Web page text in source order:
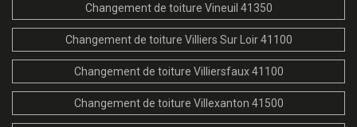
Changement de toiture Vineuil 41350
Changement de toiture Villiers Sur Loir 41100
Changement de toiture Villiersfaux 41100
Changement de toiture Villexanton 41500